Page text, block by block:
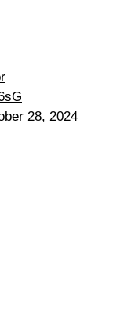
28, 2024